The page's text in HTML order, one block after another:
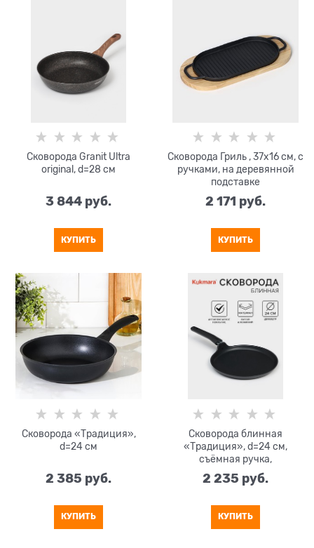
Сковорода Granit Ultra
original, d=28 см
3 844 руб.
КУПИТЬ
Сковорода Гриль , 37x16 см, с
ручками, на деревянной
подставке
2 171 руб.
КУПИТЬ
Сковорода «Традиция»,
d=24 см
2 385 руб.
КУПИТЬ
Сковорода блинная
«Традиция», d=24 см,
съёмная ручка,
антипригарное покрытие
2 235 руб.
КУПИТЬ